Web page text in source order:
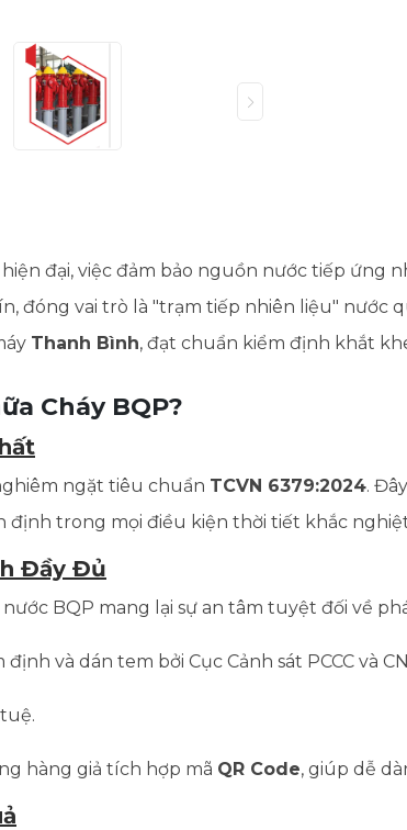
đại, việc đảm bảo nguồn nước tiếp ứng
đóng vai trò là "trạm tiếp nhiên liệu" nước
Thanh Bình, đạt chuẩn kiểm định khắt
Cháy BQP?
ngặt tiêu chuẩn TCVN 6379:2024.
định trong mọi điều kiện thời tiết khắc
Đầy Đủ
BQP mang lại sự an tâm tuyệt đối về
và dán tem bởi Cục Cảnh sát PCCC và
hàng giả tích hợp mã QR Code, giúp dễ